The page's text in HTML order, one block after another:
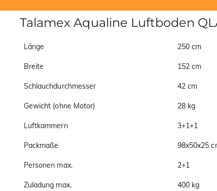
Talamex Aqualine Luftboden
Länge 250 cm
Breite 152 cm
Schlauchdurchmesser 42 cm
Gewicht (ohne Motor) 28 kg
Luftkammern 3+1+1
Packmaße 98x50x25
Personen max. 2+1
Zuladung max. 400 kg